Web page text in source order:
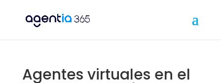
Agentes virtuales en el